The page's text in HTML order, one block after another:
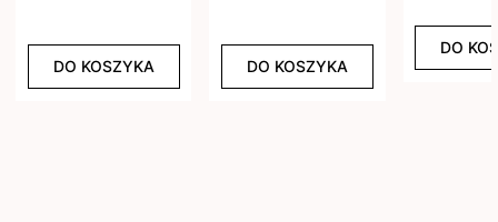
DO KOSZYKA DO KOSZYKA
DO